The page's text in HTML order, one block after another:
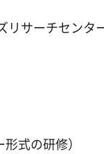
サーチセンター
式の研修）